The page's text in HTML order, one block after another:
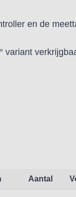
en de
variant
Aantal